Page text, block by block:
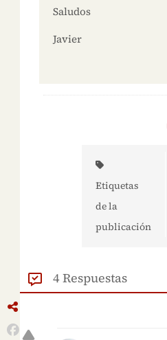
Saludos
Javier
Etiquetas
de la
publicación
4 Respuestas